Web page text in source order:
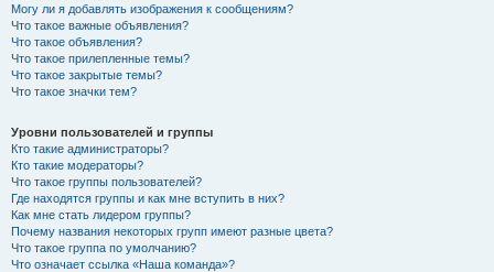
Могу ли я добавлять изображения к сообщениям?
Что такое важные объявления?
Что такое объявления?
Что такое прилепленные темы?
Что такое закрытые темы?
Что такое значки тем?
Уровни пользователей и группы
Кто такие администраторы?
Кто такие модераторы?
Что такое группы пользователей?
Где находятся группы и как мне вступить в них?
Как мне стать лидером группы?
Почему названия некоторых групп имеют разные цвета?
Что такое группа по умолчанию?
Что означает ссылка «Наша команда»?